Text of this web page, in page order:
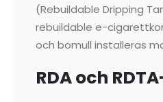
(Rebuildable Dripping
rebuildable e-
och bomull installeras
RDA och